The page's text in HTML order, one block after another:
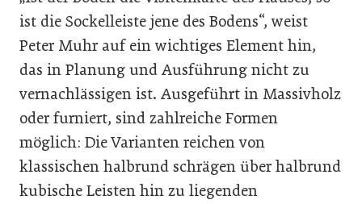
ist die Sockelleiste jene des Bodens“, weist
Peter Muhr auf ein wichtiges Element hin,
das in Planung und Ausführung nicht zu
vernachlässigen ist. Ausgeführt in Massivholz
oder furniert, sind zahlreiche Formen
möglich: Die Varianten reichen von
klassischen halbrund schrägen über halbrund
kubische Leisten hin zu liegenden